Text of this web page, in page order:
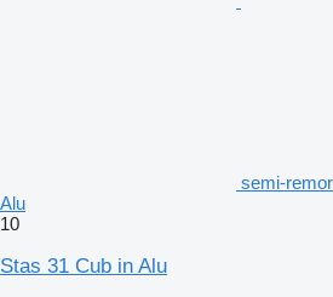
semi-
Alu
10
Stas 31 Cub in Alu